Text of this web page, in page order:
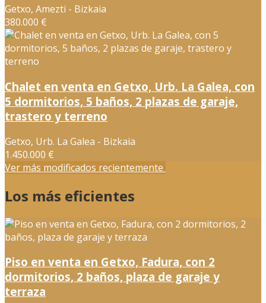
Getxo, Amezti - Bizkaia
380.000 €
Chalet en venta en Getxo, Urb. La Galea, con
5 dormitorios, 5 baños, 2 plazas de garaje,
trastero y terreno
Getxo, Urb. La Galea - Bizkaia
1.450.000 €
Ver más modificados recientemente
Los más eficientes
Piso en venta en Getxo, Fadura, con 2
dormitorios, 2 baños, plaza de garaje y
terraza